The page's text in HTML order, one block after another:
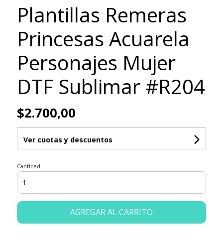
Plantillas Remeras
Princesas Acuarela
Personajes Mujer
DTF Sublimar #R204
$2.700,00
Ver cuotas y descuentos
Cantidad
AGREGAR AL CARRITO